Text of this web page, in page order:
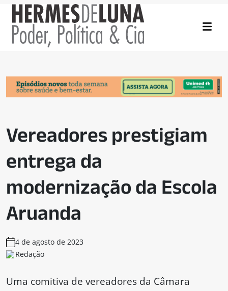
Vereadores prestigiam
entrega da
modernização da Escola
Aruanda
4 de agosto de 2023
Redação
Uma comitiva de vereadores da Câmara